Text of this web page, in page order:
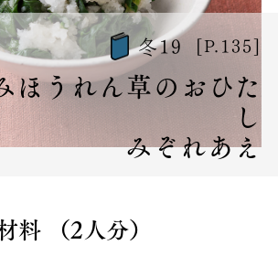
冬19 [P.135]
ほうれん草のおひた
し
みぞれあえ
料 （2人分）